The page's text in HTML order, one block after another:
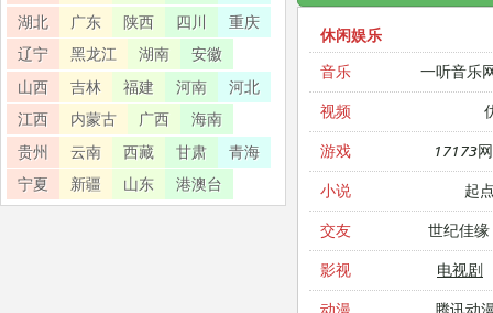
休闲娱乐
音乐
一听音乐
视频
游戏 17173
小说 起
交友 世纪佳缘
影视 电视剧
动漫 腾讯动
湖北
广东 陕西 四川
重庆
辽宁
黑龙江 湖南
安徽
山西
吉林 福建 河南
河北
江西
内蒙古 广西
海南
贵州
云南 西藏 甘肃
青海
宁夏
新疆 山东 港澳台